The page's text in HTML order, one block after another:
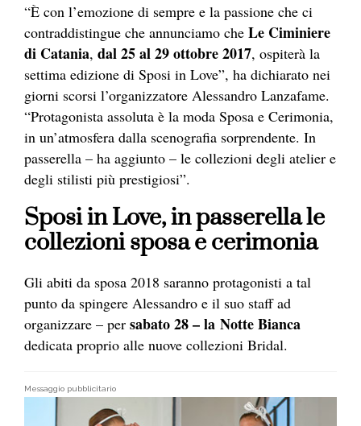
“È con l’emozione di sempre e la passione che ci
contraddistingue che annunciamo che Le Ciminiere
di Catania, dal 25 al 29 ottobre 2017, ospiterà la
settima edizione di Sposi in Love”, ha dichiarato nei
giorni scorsi l’organizzatore Alessandro Lanzafame.
“Protagonista assoluta è la moda Sposa e Cerimonia,
in un’atmosfera dalla scenografia sorprendente. In
passerella – ha aggiunto – le collezioni degli atelier e
degli stilisti più prestigiosi”.
Sposi in Love, in passerella le
collezioni sposa e cerimonia
Gli abiti da sposa 2018 saranno protagonisti a tal
punto da spingere Alessandro e il suo staff ad
organizzare – per sabato 28 – la Notte Bianca
dedicata proprio alle nuove collezioni Bridal.
Messaggio pubblicitario